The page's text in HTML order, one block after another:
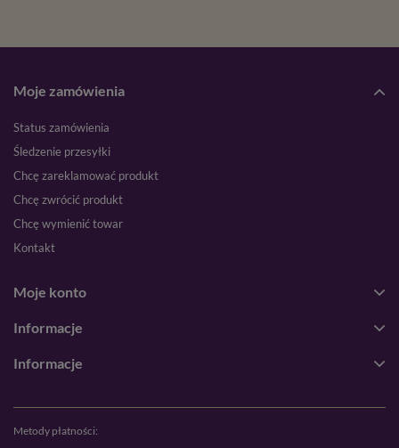
Moje zamówienia
Status zamówienia
Śledzenie przesyłki
Chcę zareklamować produkt
Chcę zwrócić produkt
Chcę wymienić towar
Kontakt
Moje konto
Informacje
Informacje
Metody płatności: